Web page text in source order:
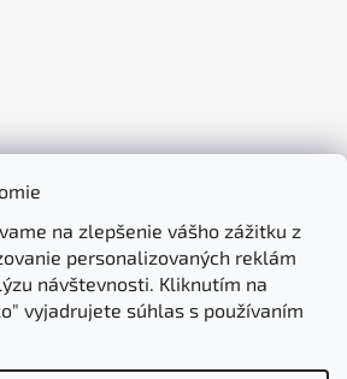
na zlepšenie vášho zážitku z
personalizovaných reklám
návštevnosti. Kliknutím na
vyjadrujete súhlas s používaním